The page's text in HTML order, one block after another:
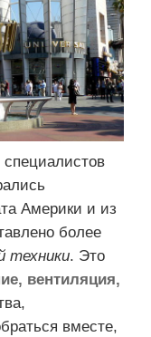
специалистов
Америки и из
более
техники. Это
вентиляция,
вместе,